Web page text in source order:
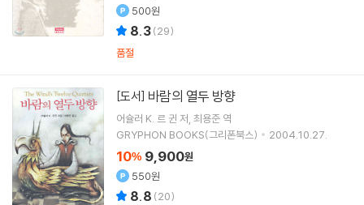
500원
8.3(29)
품절
[도서] 바람의 열두 방향
어슐러 K. 르 귄 저 최용준 역
GRYPHON BOOKS(그리폰북스)
2004.10.27.
10% 9,900원
550원
8.8 (20)